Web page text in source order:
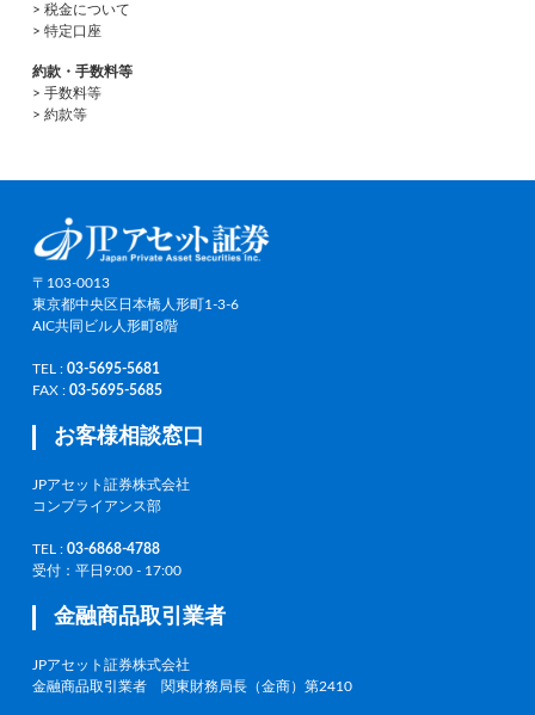
> 税金について
> 特定口座
約款・手数料等
> 手数料等
> 約款等
〒103-0013
東京都中央区日本橋人形町1-3-6
AIC共同ビル人形町8階
TEL : 03-5695-5681
FAX : 03-5695-5685
お客様相談窓口
JPアセット証券株式会社
コンプライアンス部
TEL : 03-6868-4788
受付：平日9:00 - 17:00
金融商品取引業者
JPアセット証券株式会社
金融商品取引業者 関東財務局長（金商）第2410